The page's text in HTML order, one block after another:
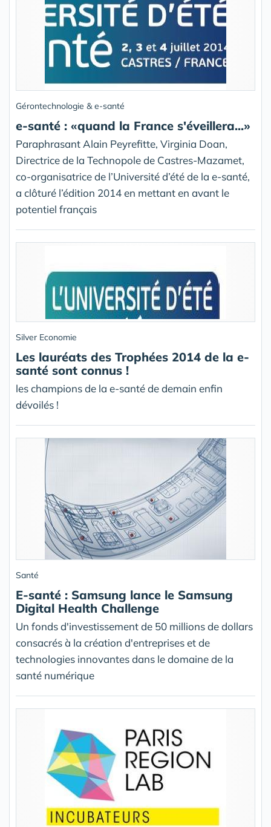
Gérontechnologie & e-santé
e-santé : «quand la France s'éveillera...»
Paraphrasant Alain Peyrefitte, Virginia Doan,
Directrice de la Technopole de Castres-Mazamet,
co-organisatrice de l’Université d’été de la e-santé,
a clôturé l’édition 2014 en mettant en avant le
potentiel français
Silver Economie
Les lauréats des Trophées 2014 de la e-
santé sont connus !
les champions de la e-santé de demain enfin
dévoilés !
Santé
E-santé : Samsung lance le Samsung
Digital Health Challenge
Un fonds d'investissement de 50 millions de dollars
consacrés à la création d'entreprises et de
technologies innovantes dans le domaine de la
santé numérique